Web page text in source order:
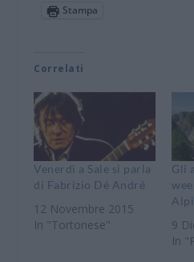
Stampa
Correlati
Venerdì a Sale si parla
di Fabrizio Dé André
12 Novembre 2015
In "Tortonese"
Gli
9
In